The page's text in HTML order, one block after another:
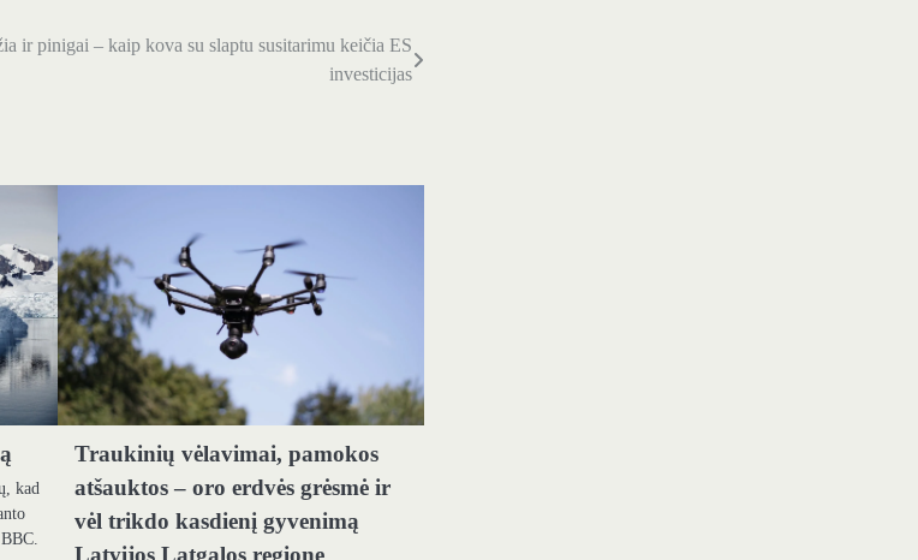
ir pinigai – kaip kova su slaptu susitarimu keičia ES
investicijas
kad
Traukinių vėlavimai, pamokos
atšauktos – oro erdvės grėsmė ir
vėl trikdo kasdienį gyvenimą
Latvijos Latgalos regione